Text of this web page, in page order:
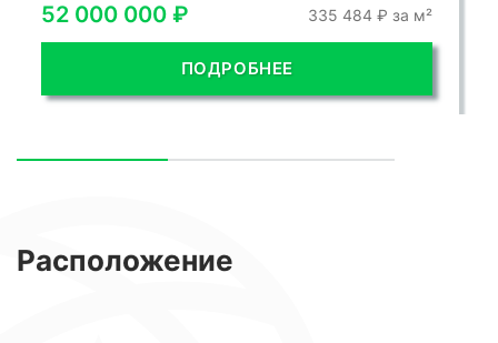
52 000 000 ₽ 335 484 ₽ за м²
ПОДРОБНЕЕ
Расположение